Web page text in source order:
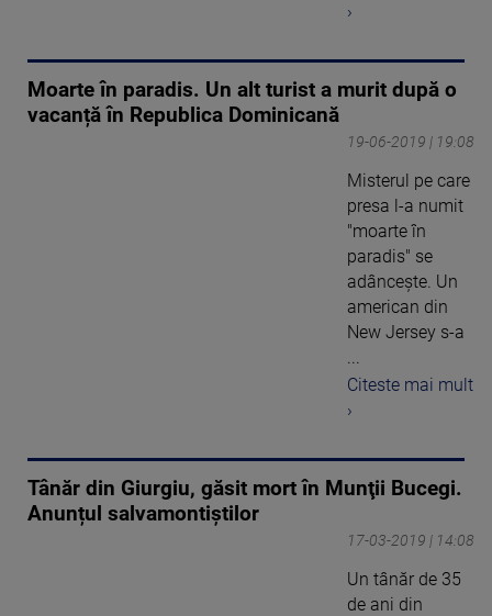
›
Moarte în paradis. Un alt turist a murit după o
vacanță în Republica Dominicană
19-06-2019 | 19:08
Misterul pe care
presa l-a numit
"moarte în
paradis" se
adâncește. Un
american din
New Jersey s-a
...
Citeste mai mult
›
Tânăr din Giurgiu, găsit mort în Munţii Bucegi.
Anunțul salvamontiștilor
17-03-2019 | 14:08
Un tânăr de 35
de ani din